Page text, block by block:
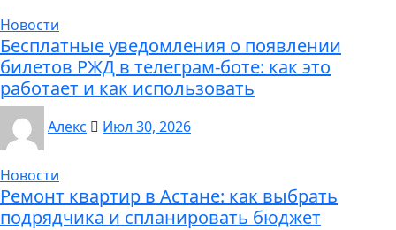
Новости
Бесплатные уведомления о появлении
билетов РЖД в телеграм-боте: как это
работает и как использовать
Алекс Июл 30, 2026
Новости
Ремонт квартир в Астане: как выбрать
подрядчика и спланировать бюджет